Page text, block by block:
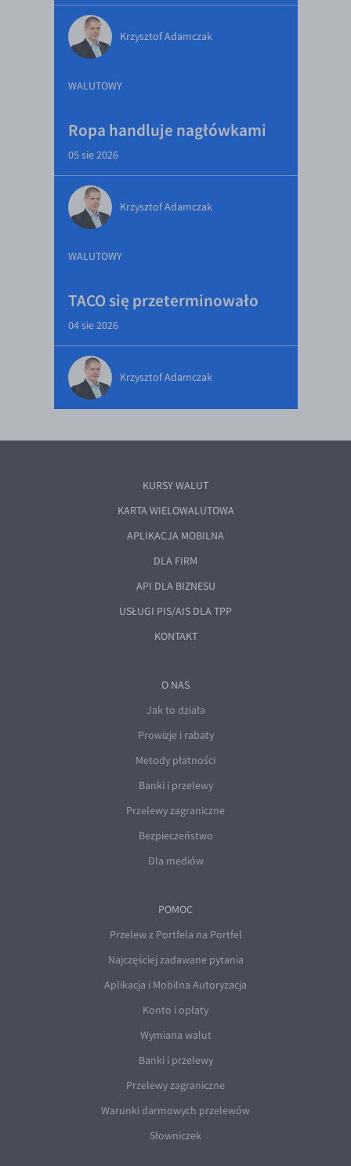
Krzysztof Adamczak
WALUTOWY
Ropa handluje nagłówkami
05 sie 2026
Krzysztof Adamczak
WALUTOWY
TACO się przeterminowało
04 sie 2026
Krzysztof Adamczak
KURSY WALUT
KARTA WIELOWALUTOWA
APLIKACJA MOBILNA
DLA FIRM
API DLA BIZNESU
USŁUGI PIS/AIS DLA TPP
KONTAKT
O NAS
Jak to działa
Prowizje i rabaty
Metody płatności
Banki i przelewy
Przelewy zagraniczne
Bezpieczeństwo
Dla mediów
POMOC
Przelew z Portfela na Portfel
Najczęściej zadawane pytania
Aplikacja i Mobilna Autoryzacja
Konto i opłaty
Wymiana walut
Banki i przelewy
Przelewy zagraniczne
Warunki darmowych przelewów
Słowniczek